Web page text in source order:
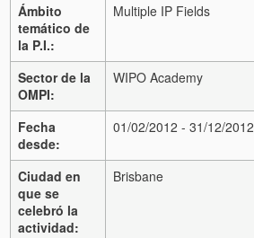
Ámbito
temático de
la P.I.:
Multiple IP Fields
Sector de la
OMPI:
WIPO Academy
Fecha
desde:
01/02/2012 - 31/12/2012
Ciudad en
que se
celebró la
actividad:
Brisbane